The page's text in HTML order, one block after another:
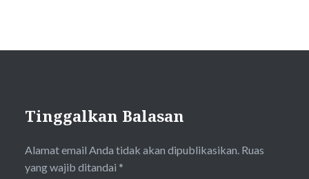
Tinggalkan Balasan
Alamat email Anda tidak akan dipublikasikan. Ruas
yang wajib ditandai *